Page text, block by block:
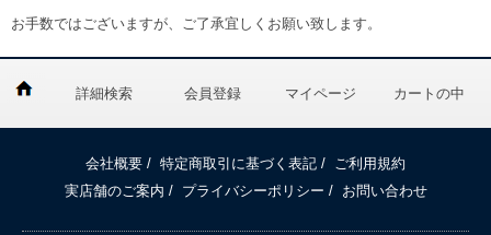
お手数ではございますが、ご了承宜しくお願い致します。
詳細検索 会員登録 マイページ カートの中
会社概要 / 特定商取引に基づく表記 /
ご利用規約
実店舗のご案内 / プライバシーポリシー / お問い合わせ